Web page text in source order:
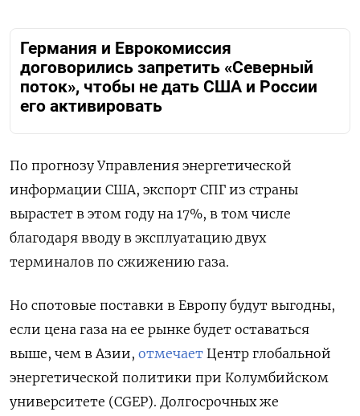
Германия и Еврокомиссия
договорились запретить «Северный
поток», чтобы не дать США и России
его активировать
По прогнозу Управления энергетической
информации США, экспорт СПГ из страны
вырастет в этом году на 17%, в том числе
благодаря вводу в эксплуатацию двух
терминалов по сжижению газа.
Но спотовые поставки в Европу будут выгодны,
если цена газа на ее рынке будет оставаться
выше, чем в Азии, отмечает Центр глобальной
энергетической политики при Колумбийском
университете (CGEP). Долгосрочных же